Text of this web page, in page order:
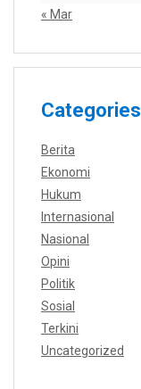
« Mar
Categories
Berita
Ekonomi
Hukum
Internasional
Nasional
Opini
Politik
Sosial
Terkini
Uncategorized